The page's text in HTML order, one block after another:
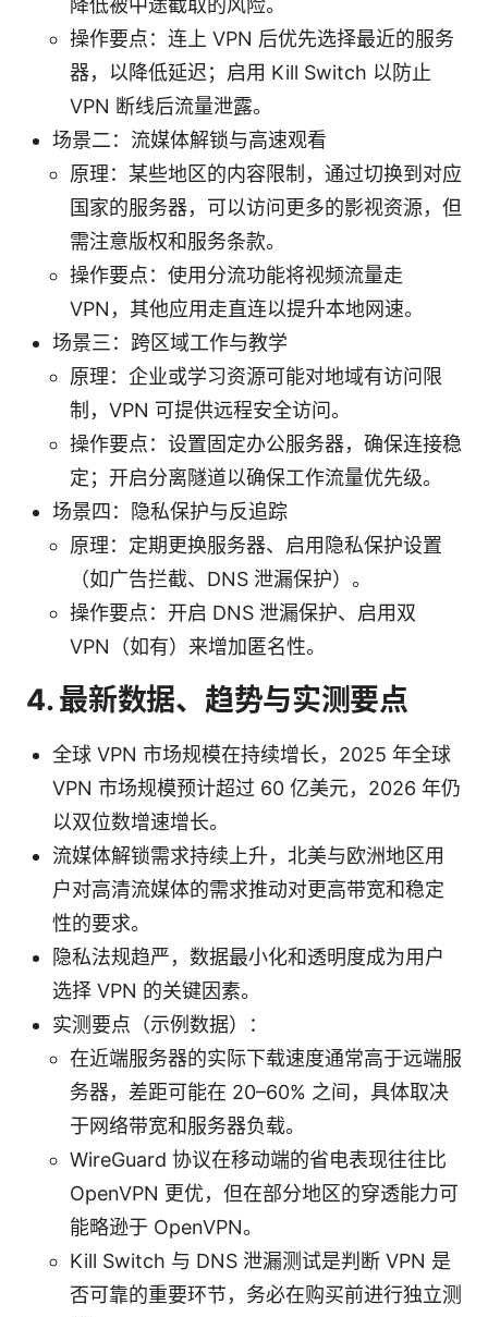
操作要点：连上 VPN 后优先选择最近的服务
器，以降低延迟；启用 Kill Switch 以防止
VPN 断线后流量泄露。
场景二：流媒体解锁与高速观看
原理：某些地区的内容限制，通过切换到对应
国家的服务器，可以访问更多的影视资源，但
需注意版权和服务条款。
操作要点：使用分流功能将视频流量走
VPN，其他应用走直连以提升本地网速。
场景三：跨区域工作与教学
原理：企业或学习资源可能对地域有访问限
制，VPN 可提供远程安全访问。
操作要点：设置固定办公服务器，确保连接稳
定；开启分离隧道以确保工作流量优先级。
场景四：隐私保护与反追踪
原理：定期更换服务器、启用隐私保护设置
（如广告拦截、DNS 泄漏保护）。
操作要点：开启 DNS 泄漏保护、启用双
VPN（如有）来增加匿名性。
4. 最新数据、趋势与实测要点
全球 VPN 市场规模在持续增长，2025 年全球
VPN 市场规模预计超过 60 亿美元，2026 年仍
以双位数增速增长。
流媒体解锁需求持续上升，北美与欧洲地区用
户对高清流媒体的需求推动对更高带宽和稳定
性的要求。
隐私法规趋严，数据最小化和透明度成为用户
选择 VPN 的关键因素。
实测要点（示例数据）：
在近端服务器的实际下载速度通常高于远端服
务器，差距可能在 20–60% 之间，具体取决
于网络带宽和服务器负载。
WireGuard 协议在移动端的省电表现往往比
OpenVPN 更优，但在部分地区的穿透能力可
能略逊于 OpenVPN。
Kill Switch 与 DNS 泄漏测试是判断 VPN 是
否可靠的重要环节，务必在购买前进行独立测